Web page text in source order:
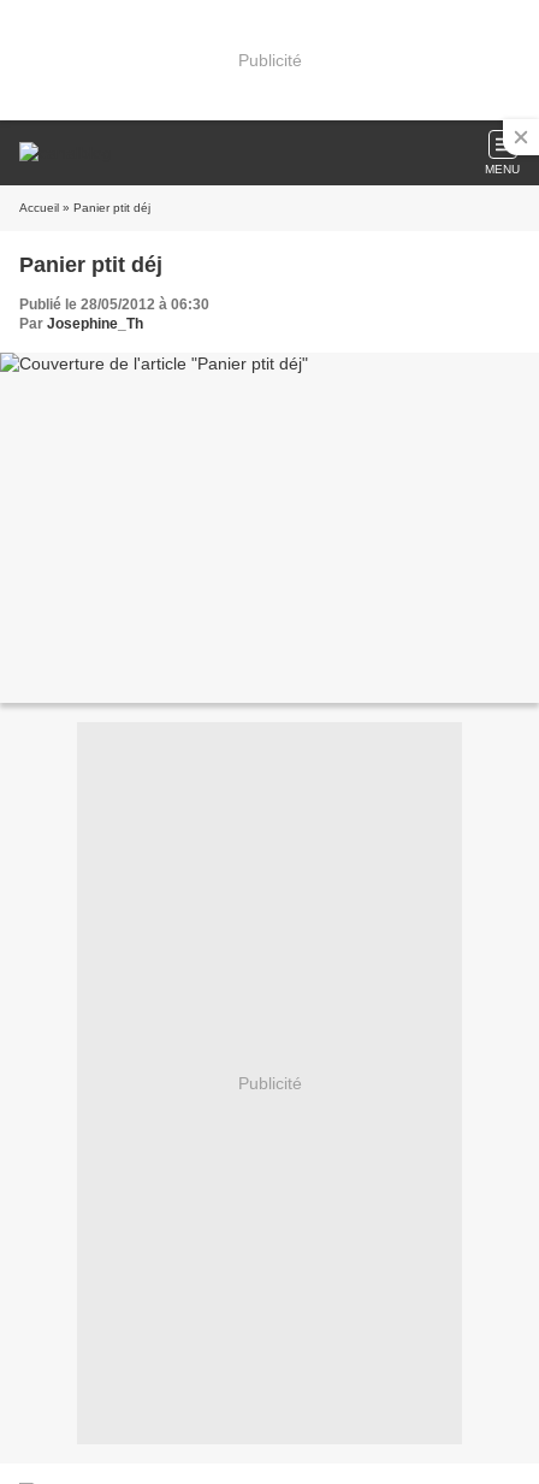
Publicité
MENU
Accueil » Panier ptit déj
Panier ptit déj
Publié le 28/05/2012 à 06:30
Par Josephine_Th
Publicité